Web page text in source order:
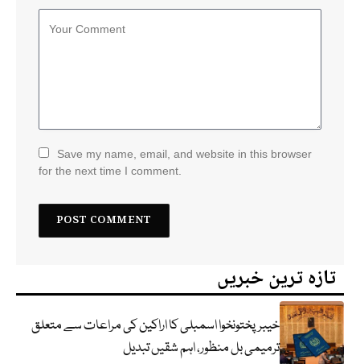
Save my name, email, and website in this browser
for the next time I comment.
تازہ ترین خبریں
خیبرپختونخوا اسمبلی کا اراکین کی مراعات سے متعلق
ترمیمی بل منظور، اہم شقیں تبدیل